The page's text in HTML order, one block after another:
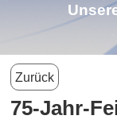
Zurück
75-Jahr-